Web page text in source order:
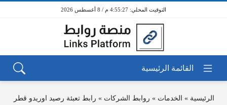
4:55:27 م / 8 أغسطس 2026
الرئيسية » الخدمات » روابط الشركات » رابط تعبئة رصيد اوريدو قطر